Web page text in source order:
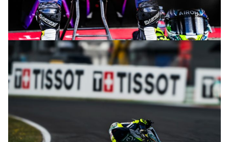
© M. Tormo & P. Diaz